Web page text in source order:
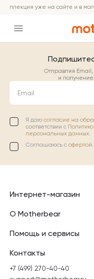
уже на сайте и в
Отправляя
и
Email
Я даю согласие на
соответствии с
персональных данных.
Соглашаюсь с офертой.
Интернет-магазин
О Motherbear
Помощь и сервисы
Контакты
+7 (499) 270-40-40